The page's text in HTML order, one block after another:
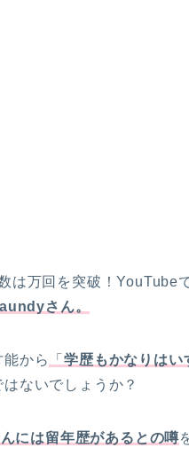
は万回を突破！YouTube
さん。
から 「学歴もかなりはい
ないでしょうか？
には留年歴があるとの噂